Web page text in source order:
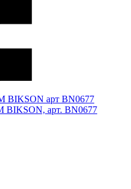
BIKSON, арт. BN0677